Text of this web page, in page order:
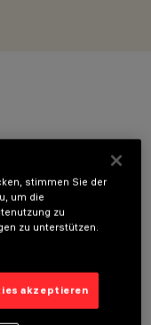
stimmen Sie der
um die
zu
zu unterstützen.
akzeptieren